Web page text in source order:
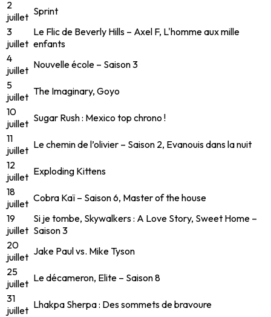
2
juillet Sprint
3
juillet
Le Flic de Beverly Hills – Axel F, L'homme aux mille
enfants
4
juillet Nouvelle école – Saison 3
5
juillet The Imaginary, Goyo
10
juillet Sugar Rush : Mexico top chrono !
11
juillet Le chemin de l’olivier – Saison 2, Evanouis dans la nuit
12
juillet Exploding Kittens
18
juillet Cobra Kaï – Saison 6, Master of the house
19
juillet
Si je tombe, Skywalkers : A Love Story, Sweet Home –
Saison 3
20
juillet Jake Paul vs. Mike Tyson
25
juillet Le décameron, Elite – Saison 8
31
juillet Lhakpa Sherpa : Des sommets de bravoure